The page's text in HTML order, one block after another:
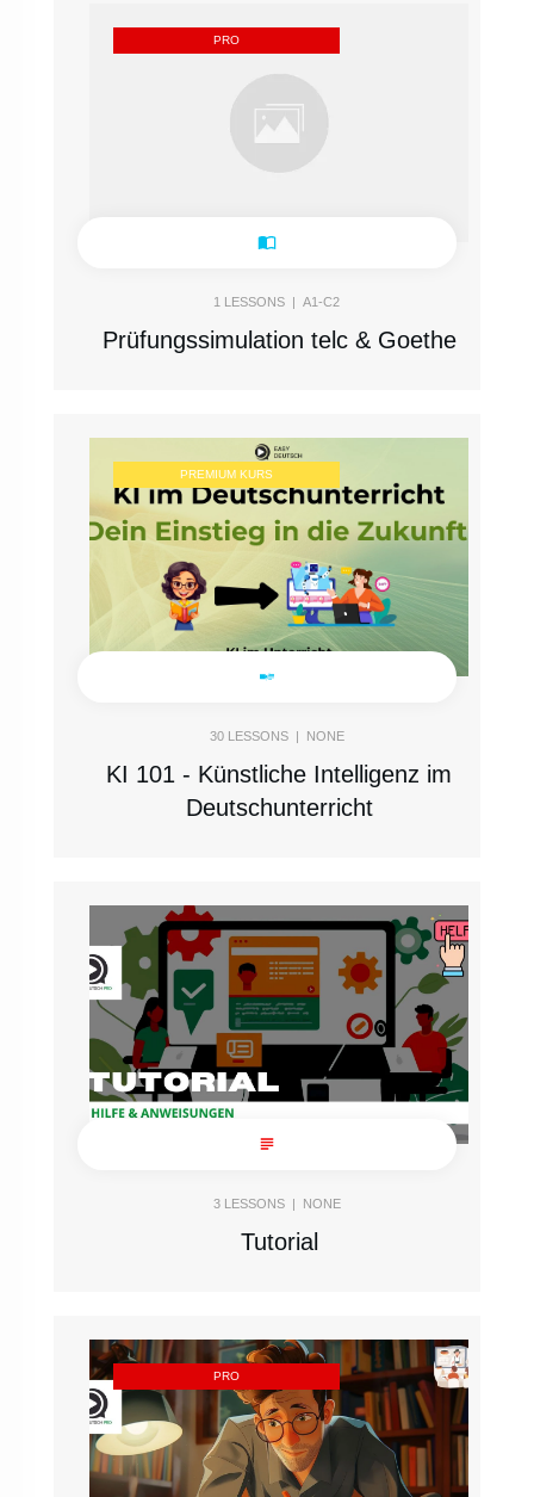
PRO
1 LESSONS | A1-C2
Prüfungssimulation telc & Goethe
PREMIUM KURS
30LESSONS | NONE
KI 101 - Künstliche Intelligenz im
Deutschunterricht
3LESSONS | NONE
Tutorial
PRO